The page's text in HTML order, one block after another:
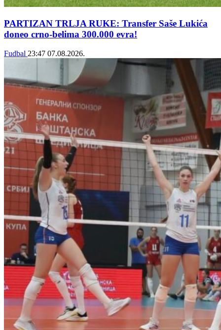
PARTIZAN TRLJA RUKE: Transfer Saše Lukića
doneo crno-belima 300.000 evra!
Fudbal 23:47 07.08.2026.